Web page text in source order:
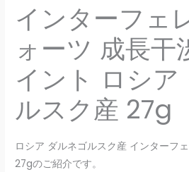
インターフェ
ォーツ 成長干
イント ロシア
ルスク産 27g
ロシア ダルネゴルスク産 インターフ
27gのご紹介です。